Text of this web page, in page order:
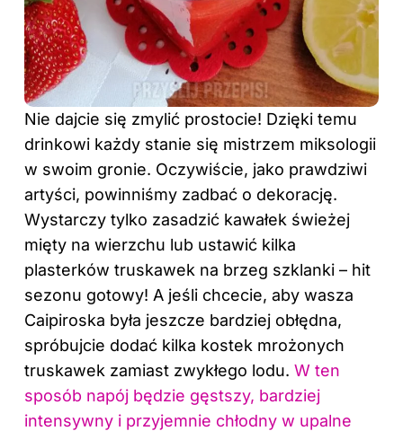
Nie dajcie się zmylić prostocie! Dzięki temu
drinkowi każdy stanie się mistrzem miksologii
w swoim gronie. Oczywiście, jako prawdziwi
artyści, powinniśmy zadbać o dekorację.
Wystarczy tylko zasadzić kawałek świeżej
mięty na wierzchu lub ustawić kilka
plasterków truskawek na brzeg szklanki – hit
sezonu gotowy! A jeśli chcecie, aby wasza
Caipiroska była jeszcze bardziej obłędna,
spróbujcie dodać kilka kostek mrożonych
truskawek zamiast zwykłego lodu. W ten
sposób napój będzie gęstszy, bardziej
intensywny i przyjemnie chłodny w upalne